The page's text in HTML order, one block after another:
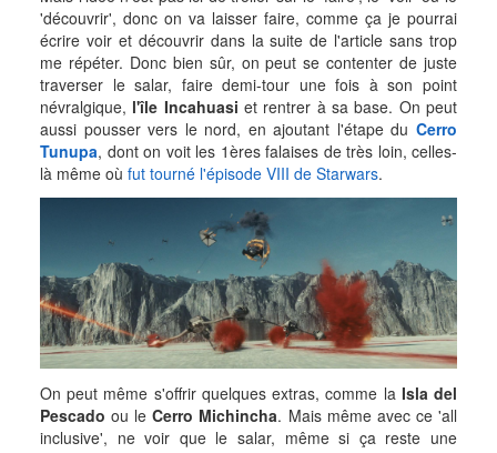
'découvrir', donc on va laisser faire, comme ça je pourrai
écrire voir et découvrir dans la suite de l'article sans trop
me répéter. Donc bien sûr, on peut se contenter de juste
traverser le salar, faire demi-tour une fois à son point
névralgique, l'île Incahuasi et rentrer à sa base. On peut
aussi pousser vers le nord, en ajoutant l'étape du Cerro
Tunupa, dont on voit les 1ères falaises de très loin, celles-
là même où fut tourné l'épisode VIII de Starwars.
On peut même s'offrir quelques extras, comme la Isla del
Pescado ou leCerro Michincha. Mais même avec ce 'all
inclusive', ne voir que le salar, même si ça reste une